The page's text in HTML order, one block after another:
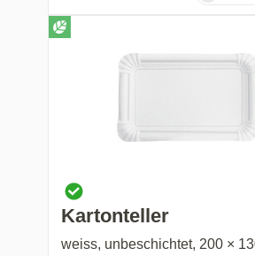
Kartonteller
weiss, unbeschichtet, 200 ×